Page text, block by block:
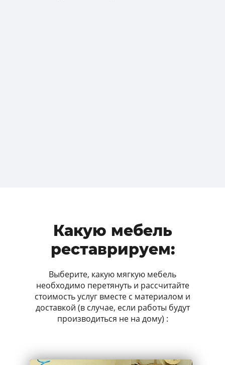
Какую мебель
реставрируем:
Выберите, какую мягкую мебель
необходимо перетянуть и рассчитайте
стоимость услуг вместе с материалом и
доставкой (в случае, если работы будут
производиться не на дому) :